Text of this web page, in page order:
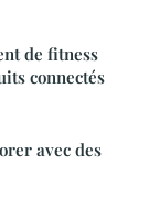
de fitness
connectés
avec des